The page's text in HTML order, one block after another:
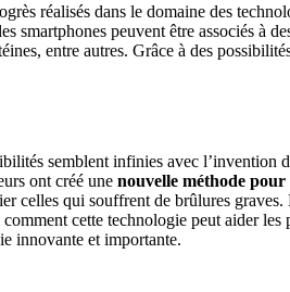
réalisés dans le domaine des
peuvent être associés à
entre autres. Grâce à des
semblent infinies avec l’invention
ont créé une nouvelle méthode pour
celles qui souffrent de brûlures
cette technologie peut aider
innovante et importante.